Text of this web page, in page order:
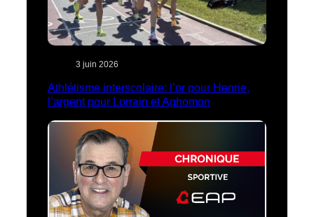
3 juin 2026
Athlétisme interscolaire: l’or pour Henrie,
l’argent pour Lorrain et Aghomon